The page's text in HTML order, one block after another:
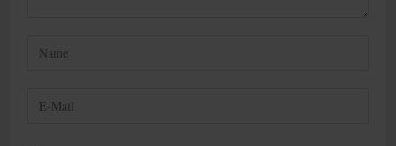
Gib
oder
Gib